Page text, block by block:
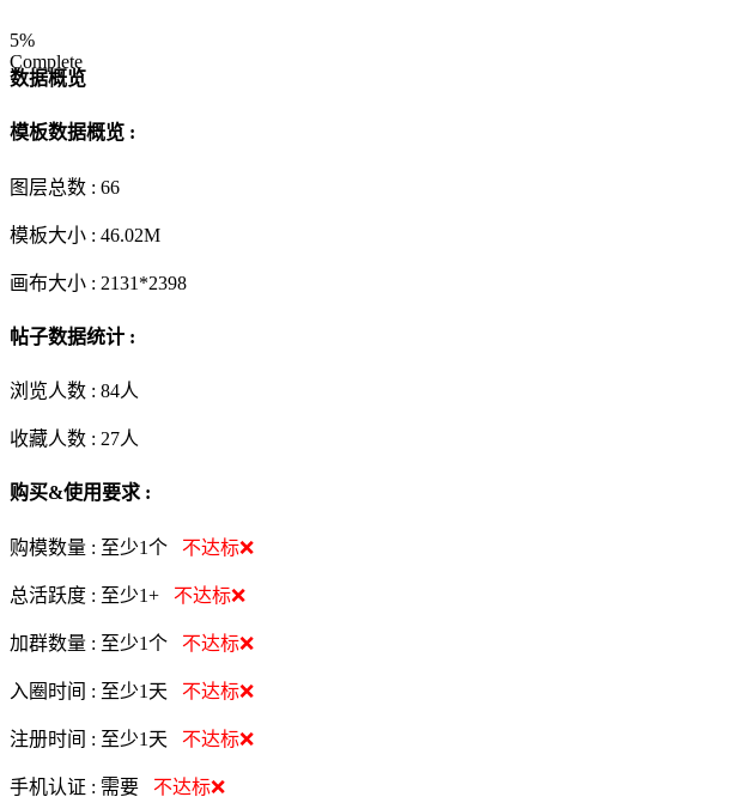
5%
Complete
数据概览
模板数据概览 :
图层总数 : 66
模板大小 : 46.02M
画布大小 : 2131*2398
帖子数据统计 :
浏览人数 : 84人
收藏人数 : 27人
购买&使用要求 :
购模数量 : 至少1个 不达标❌
总活跃度 : 至少1+ 不达标❌
加群数量 : 至少1个 不达标❌
入圈时间 : 至少1天 不达标❌
注册时间 : 至少1天 不达标❌
手机认证 : 需要 不达标❌